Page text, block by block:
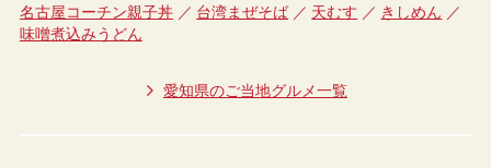
名古屋コーチン親子丼
台湾まぜそば 天むす
きしめん
味噌煮込みうどん
愛知県のご当地グルメ一覧